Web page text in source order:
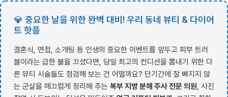
💎 중요한 날을 위한 완벽 대비! 우리 동네 뷰티 & 다이어
트 핫플
결혼식, 면접, 소개팅 등 인생의 중요한 이벤트를 앞두고 피부 트러
블이라는 급한 불을 끄셨다면, 당일 최고의 컨디션을 뽐내기 위한 다
른 뷰티 시술들도 점검해 보는 건 어떨까요? 단기간에 잘 빠지지 않
는 군살을 매끄럽게 정리해 주는 복부 지방 분해 주사 전문 의원, 사진